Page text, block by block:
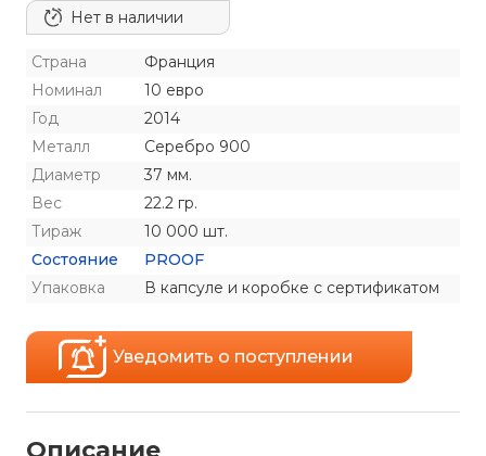
Нет в наличии
Страна
Франция
Номинал
10 евро
Год
2014
Металл
Серебро 900
Диаметр
37 мм.
Вес
22.2 гр.
Тираж
10 000 шт.
Состояние
PROOF
Упаковка
В капсуле и коробке с сертификатом
Уведомить о поступлении
Описание